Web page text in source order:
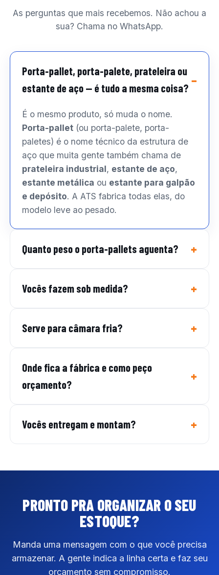
As perguntas que mais recebemos. Não achou a
sua? Chama no WhatsApp.
Porta-pallet, porta-palete, prateleira ou
estante de aço — é tudo a mesma coisa?
É o mesmo produto, só muda o nome.
Porta-pallet (ou porta-palete, porta-
paletes) é o nome técnico da estrutura de
aço que muita gente também chama de
prateleira industrial, estante de aço,
estante metálica ou estante para galpão
e depósito. A ATS fabrica todas elas, do
modelo leve ao pesado.
Quanto peso o porta-pallets aguenta?
Vocês fazem sob medida?
Serve para câmara fria?
Onde fica a fábrica e como peço
orçamento?
Vocês entregam e montam?
PRONTO PRA ORGANIZAR O SEU
ESTOQUE?
Manda uma mensagem com o que você precisa
armazenar. A gente indica a linha certa e faz seu
orçamento sem compromisso.